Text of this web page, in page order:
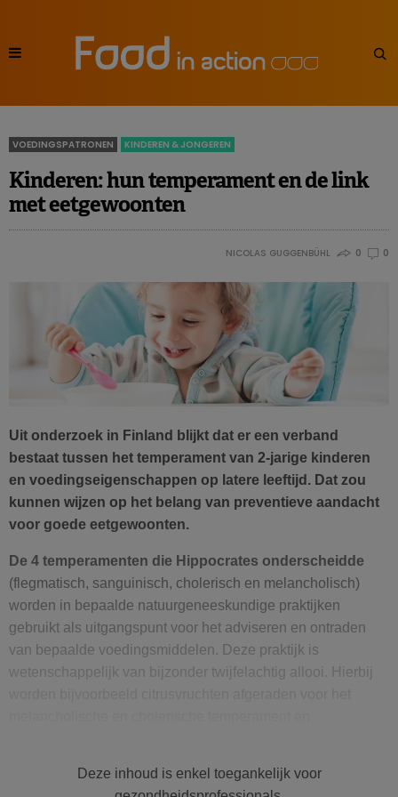
VOEDINGSPATRONEN KINDEREN & JONGEREN
Kinderen: hun temperament en de link
met eetgewoonten
NICOLAS GUGGENBÜHL 0 0
Uit onderzoek in Finland blijkt dat er een verband
bestaat tussen het temperament van 2-jarige kinderen
en voedingseigenschappen op latere leeftijd. Dat zou
kunnen wijzen op het belang van preventieve aandacht
voor goede eetgewoonten.
De 4 temperamenten die Hippocrates onderscheidde
(flegmatisch, sanguinisch, cholerisch en melancholisch)
worden in bepaalde natuurgeneeskundige praktijken
gebruikt als uitgangspunt voor het adviseren en ontraden
van bepaalde voedingsmiddelen. Deze praktijk is
wetenschappelijk van bijzonder twijfelachtig allooi. Hierbij
het doel van dit onderzoek heeft niets te maken met deze
Deze inhoud is enkel toegankelijk voor